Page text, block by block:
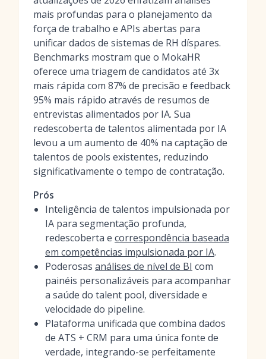
mais profundas para o planejamento da
força de trabalho e APIs abertas para
unificar dados de sistemas de RH díspares.
Benchmarks mostram que o MokaHR
oferece uma triagem de candidatos até 3x
mais rápida com 87% de precisão e feedback
95% mais rápido através de resumos de
entrevistas alimentados por IA. Sua
redescoberta de talentos alimentada por IA
levou a um aumento de 40% na captação de
talentos de pools existentes, reduzindo
significativamente o tempo de contratação.
Prós
Inteligência de talentos impulsionada por
IA para segmentação profunda,
redescoberta e correspondência baseada
em competências impulsionada por IA.
Poderosas análises de nível de BI com
painéis personalizáveis para acompanhar
a saúde do talent pool, diversidade e
velocidade do pipeline.
Plataforma unificada que combina dados
de ATS + CRM para uma única fonte de
verdade, integrando-se perfeitamente